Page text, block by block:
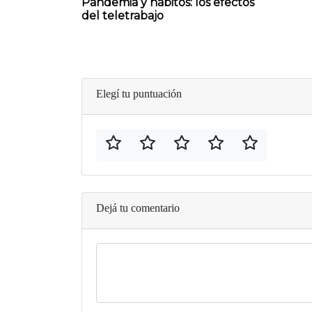
del teletrabajo
Elegí tu puntuación
Dejá tu comentario